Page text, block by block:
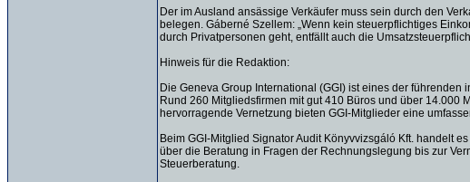
Der im Ausland ansässige Verkäufer muss sein durch den
belegen. Gáberné Szellem: „Wenn kein steuerpflichtiges
durch Privatpersonen geht, entfällt auch die
Hinweis für die Redaktion:
Die Geneva Group International (GGI) ist eines der
Rund 260 Mitgliedsfirmen mit gut 410 Büros und über 14.000
hervorragende Vernetzung bieten GGI-Mitglieder eine
Beim GGI-Mitglied Signator Audit Könyvvizsgáló Kft. handelt
über die Beratung in Fragen der Rechnungslegung bis zur
Steuerberatung.